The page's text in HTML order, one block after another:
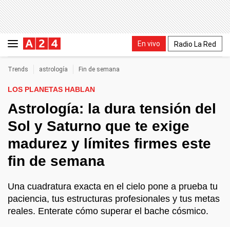
En vivo Radio La Red
Trends astrología Fin de semana
LOS PLANETAS HABLAN
Astrología: la dura tensión del
Sol y Saturno que te exige
madurez y límites firmes este
fin de semana
Una cuadratura exacta en el cielo pone a prueba tu
paciencia, tus estructuras profesionales y tus metas
reales. Enterate cómo superar el bache cósmico.